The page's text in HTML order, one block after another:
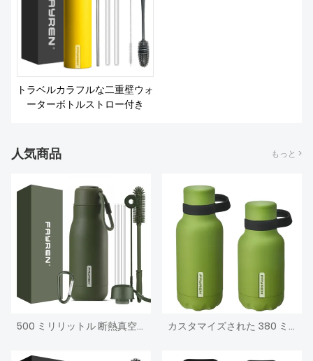
トラベルカラフルな二重壁ウォ
ーターボトルストロー付き
人気商品 もっと >
500 ミリリットル 断熱真空スポーツ子供用ウォーターボトル ロープハンドル付き カスタマイズされた 380 ミリリットル 500 ミリリットル 700 ミリリットル 980 ミリリットルステンレス鋼魔法瓶水ボトル断熱スポーツボトル